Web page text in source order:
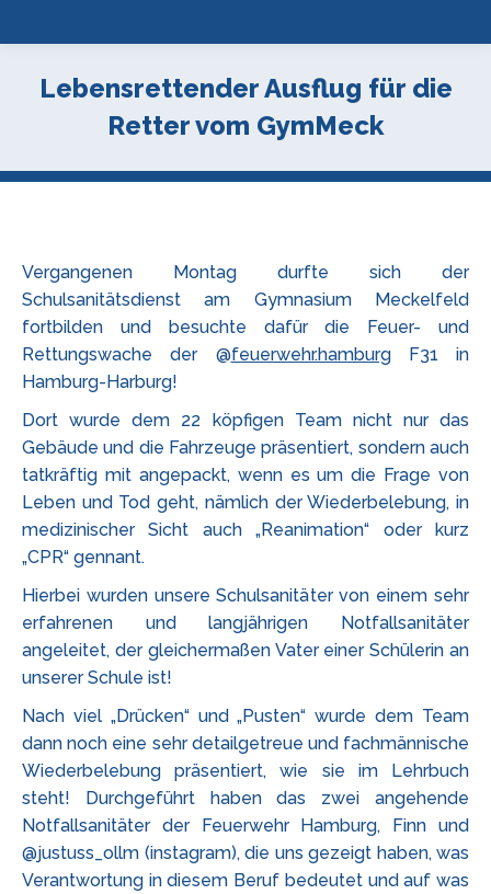
Lebensrettender Ausflug für die
Retter vom GymMeck
Vergangenen Montag durfte sich der
Schulsanitätsdienst am Gymnasium Meckelfeld
fortbilden und besuchte dafür die Feuer- und
Rettungswache der @feuerwehr.hamburgF31 in
Hamburg-Harburg!
Dort wurde dem 22 köpfigen Team nicht nur das
Gebäude und die Fahrzeuge präsentiert, sondern auch
tatkräftig mit angepackt, wenn es um die Frage von
Leben und Tod geht, nämlich der Wiederbelebung, in
medizinischer Sicht auch „Reanimation“ oder kurz
„CPR“ gennant.
Hierbei wurden unsere Schulsanitäter von einem sehr
erfahrenen und langjährigen Notfallsanitäter
angeleitet, der gleichermaßen Vater einer Schülerin an
unserer Schule ist!
Nach viel „Drücken“ und „Pusten“ wurde dem Team
dann noch eine sehr detailgetreue und fachmännische
Wiederbelebung präsentiert, wie sie im Lehrbuch
steht! Durchgeführt haben das zwei angehende
Notfallsanitäter der Feuerwehr Hamburg, Finn und
@justuss_ollm (instagram), die uns gezeigt haben, was
Verantwortung in diesem Beruf bedeutet und auf was